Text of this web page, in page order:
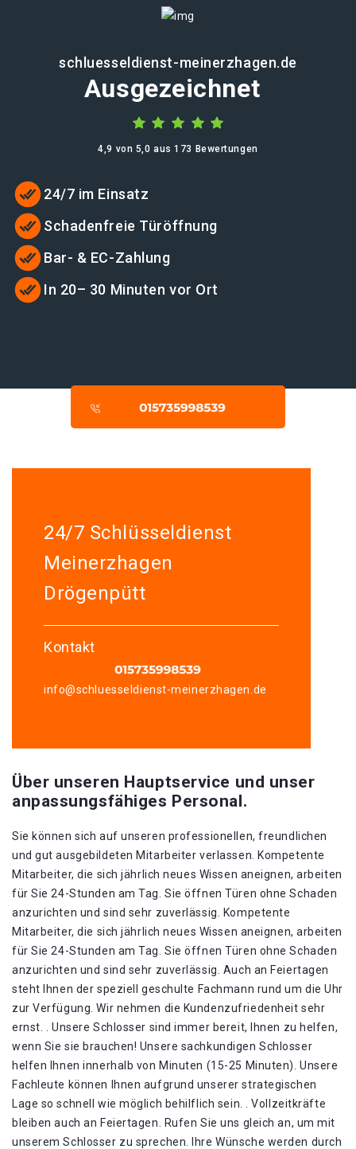
schluesseldienst-meinerzhagen.de
Ausgezeichnet
4,9 von 5,0 aus 173 Bewertungen
24/7 im Einsatz
Schadenfreie Türöffnung
Bar- & EC-Zahlung
In 20– 30 Minuten vor Ort
24/7 Schlüsseldienst
Meinerzhagen
Drögenpütt
Kontakt
info@schluesseldienst-meinerzhagen.de
Über unseren Hauptservice und unser
anpassungsfähiges Personal.
Sie können sich auf unseren professionellen, freundlichen
und gut ausgebildeten Mitarbeiter verlassen. Kompetente
Mitarbeiter, die sich jährlich neues Wissen aneignen, arbeiten
für Sie 24-Stunden am Tag. Sie öffnen Türen ohne Schaden
anzurichten und sind sehr zuverlässig. Kompetente
Mitarbeiter, die sich jährlich neues Wissen aneignen, arbeiten
für Sie 24-Stunden am Tag. Sie öffnen Türen ohne Schaden
anzurichten und sind sehr zuverlässig. Auch an Feiertagen
steht Ihnen der speziell geschulte Fachmann rund um die Uhr
zur Verfügung. Wir nehmen die Kundenzufriedenheit sehr
ernst. . Unsere Schlosser sind immer bereit, Ihnen zu helfen,
wenn Sie sie brauchen! Unsere sachkundigen Schlosser
helfen Ihnen innerhalb von Minuten (15-25 Minuten). Unsere
Fachleute können Ihnen aufgrund unserer strategischen
Lage so schnell wie möglich behilflich sein. . Vollzeitkräfte
bleiben auch an Feiertagen. Rufen Sie uns gleich an, um mit
unserem Schlosser zu sprechen. Ihre Wünsche werden durch